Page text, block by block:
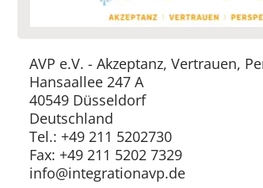
AVP e.V. - Akzeptanz, Vertrauen,
Hansaallee 247 A
40549 Düsseldorf
Deutschland
Tel.: +49 211 5202730
Fax: +49 211 5202 7329
info@integrationavp.de